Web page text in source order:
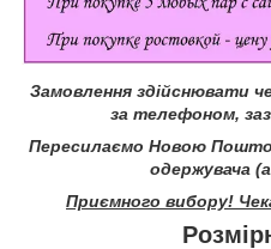
Замовлення здійснювати
за телефоном,
Пересилаємо Новою
одержувача
Приємного вибору!